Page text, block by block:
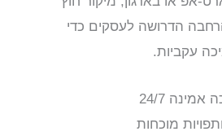
הדרושה לעסקים כדי
עקביות.
24/7
מוכחות